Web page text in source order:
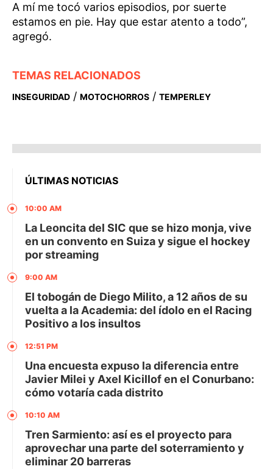
A mí me tocó varios episodios, por suerte
estamos en pie. Hay que estar atento a todo”,
agregó.
TEMAS RELACIONADOS
INSEGURIDAD / MOTOCHORROS / TEMPERLEY
ÚLTIMAS NOTICIAS
10:00 AM
La Leoncita del SIC que se hizo monja, vive
en un convento en Suiza y sigue el hockey
por streaming
9:00 AM
El tobogán de Diego Milito, a 12 años de su
vuelta a la Academia: del ídolo en el Racing
Positivo a los insultos
12:51 PM
Una encuesta expuso la diferencia entre
Javier Milei y Axel Kicillof en el Conurbano:
cómo votaría cada distrito
10:10 AM
Tren Sarmiento: así es el proyecto para
aprovechar una parte del soterramiento y
eliminar 20 barreras